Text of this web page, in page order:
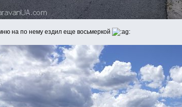
на по нему ездил еще восьмеркой